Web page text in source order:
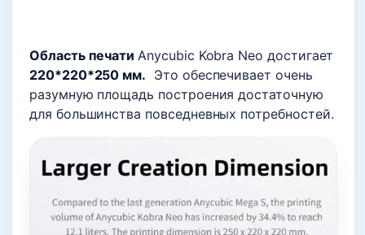
Область печатиAnycubic Kobra Neo достигает
220*220*250 мм. Это обеспечивает очень
разумную площадь построения достаточную
для большинства повседневных потребностей.